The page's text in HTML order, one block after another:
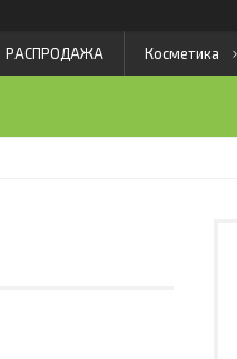
РАСПРОДАЖА Косметика